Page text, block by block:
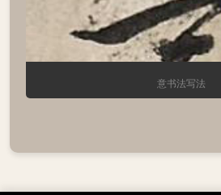
意书法写法